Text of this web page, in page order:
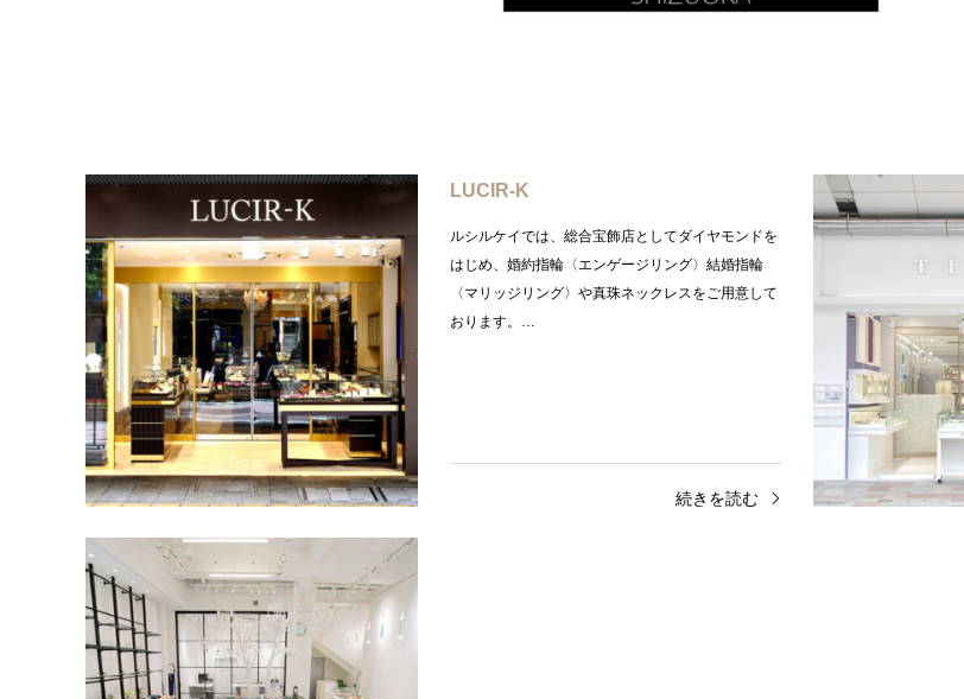
LUCIR-K
ルシルケイでは、総合宝飾店としてダイヤモンドを
はじめ、婚約指輪〈エンゲージリング〉結婚指輪
〈マリッジリング〉や真珠ネックレスをご用意して
おります。…
続きを読む